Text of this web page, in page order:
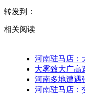
转发到：
相关阅读
河南驻马店：
大雾致大广高
河南多地遭遇
河南驻马店：